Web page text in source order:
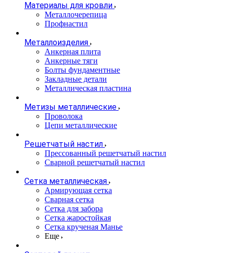
Материалы для кровли
Металлочерепица
Профнастил
Металлоизделия
Анкерная плита
Анкерные тяги
Болты фундаментные
Закладные детали
Металлическая пластина
Метизы металлические
Проволока
Цепи металлические
Решетчатый настил
Прессованный решетчатый настил
Сварной решетчатый настил
Сетка металлическая
Армирующая сетка
Сварная сетка
Сетка для забора
Сетка жаростойкая
Сетка крученая Манье
Еще